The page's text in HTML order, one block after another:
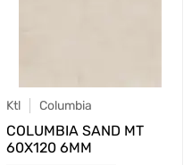
Ktl Columbia
COLUMBIA SAND MT
60X120 6MM